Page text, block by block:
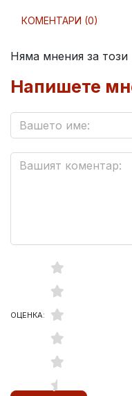
КОМЕНТАРИ (0)
Няма мнения за този
Напишете
ОЦЕНКА: